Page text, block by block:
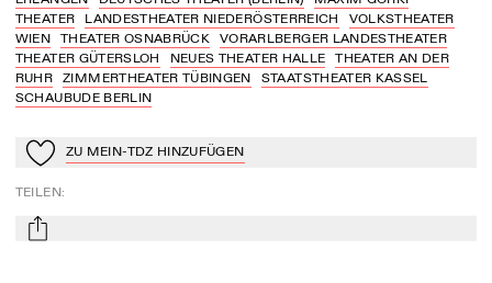
THEATER
LANDESTHEATER NIEDERÖSTERREICH
VOLKSTHEATER
WIEN
THEATER OSNABRÜCK
VORARLBERGER LANDESTHEATER
THEATER GÜTERSLOH
NEUES THEATER HALLE
THEATER AN DER
RUHR
ZIMMERTHEATER TÜBINGEN
STAATSTHEATER KASSEL
SCHAUBUDE BERLIN
Zu Mein-TdZ hinzufügen
ZU MEIN-TDZ HINZUFÜGEN
TEILEN:
mail